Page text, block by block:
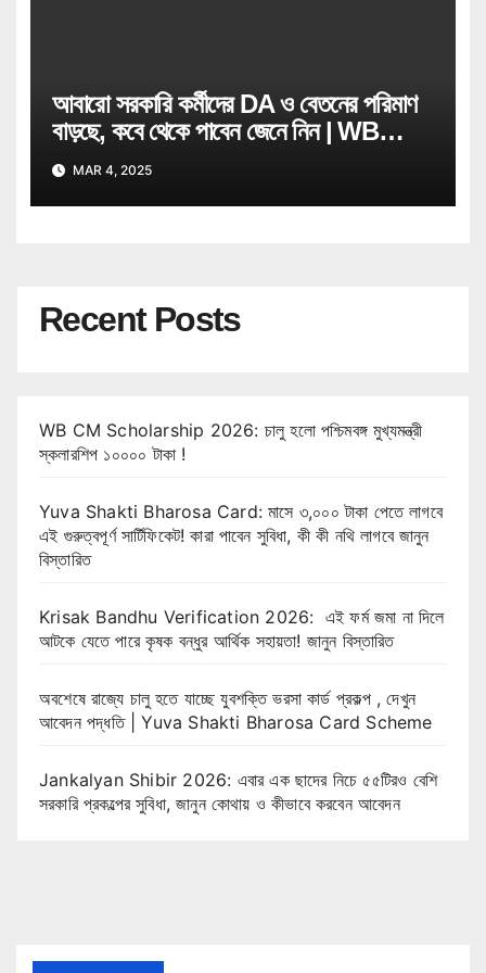
আবারো সরকারি কর্মীদের DA ও বেতনের পরিমাণ
বাড়ছে, কবে থেকে পাবেন জেনে নিন | WB
Govt Job Employee
MAR 4, 2025
Recent Posts
WB CM Scholarship 2026: চালু হলো পশ্চিমবঙ্গ মুখ্যমন্ত্রী
স্কলারশিপ ১০০০০ টাকা !
Yuva Shakti Bharosa Card: মাসে ৩,০০০ টাকা পেতে লাগবে
এই গুরুত্বপূর্ণ সার্টিফিকেট! কারা পাবেন সুবিধা, কী কী নথি লাগবে জানুন
বিস্তারিত
Krisak Bandhu Verification 2026: এই ফর্ম জমা না দিলে
আটকে যেতে পারে কৃষক বন্ধুর আর্থিক সহায়তা! জানুন বিস্তারিত
অবশেষে রাজ্যে চালু হতে যাচ্ছে যুবশক্তি ভরসা কার্ড প্রকল্প , দেখুন
আবেদন পদ্ধতি | Yuva Shakti Bharosa Card Scheme
Jankalyan Shibir 2026: এবার এক ছাদের নিচে ৫৫টিরও বেশি
সরকারি প্রকল্পের সুবিধা, জানুন কোথায় ও কীভাবে করবেন আবেদন